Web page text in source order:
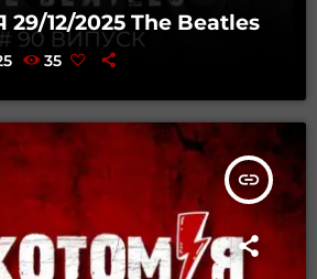
12/2025 The Beatles
35
insert_link